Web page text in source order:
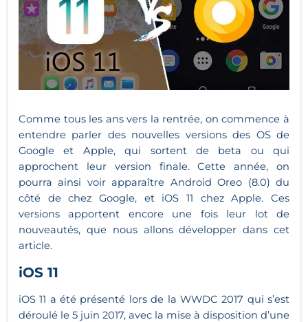
Comme tous les ans vers la rentrée, on commence à
entendre parler des nouvelles versions des OS de
Google et Apple, qui sortent de beta ou qui
approchent leur version finale. Cette année, on
pourra ainsi voir apparaître Android Oreo (8.0) du
côté de chez Google, et iOS 11 chez Apple. Ces
versions apportent encore une fois leur lot de
nouveautés, que nous allons développer dans cet
article.
iOS 11
iOS 11 a été présenté lors de la WWDC 2017 qui s’est
déroulé le 5 juin 2017, avec la mise à disposition d’une